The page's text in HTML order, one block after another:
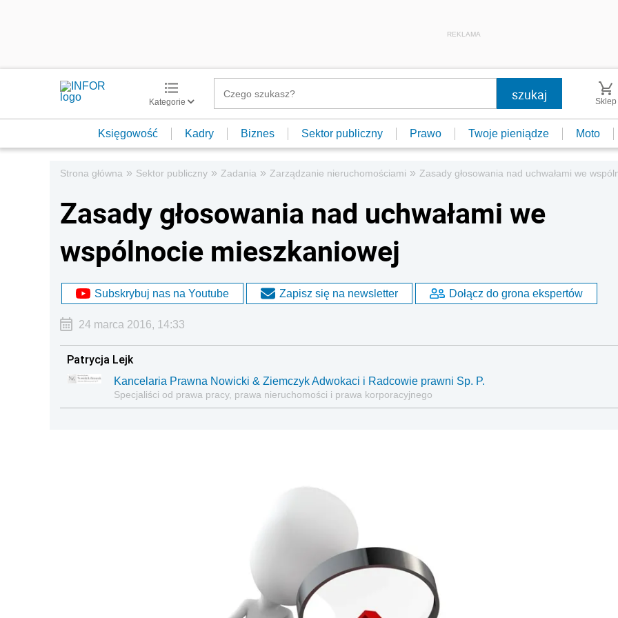
REKLAMA
Kategorie Sklep
Księgowość Kadry Biznes Sektor publiczny Prawo Twoje pieniądze Moto
Strona główna » Sektor publiczny » Zadania » Zarządzanie nieruchomościami » Zasady głosowania nad uchwałami we
Zasady głosowania nad uchwałami we
wspólnocie mieszkaniowej
Subskrybuj nas na Youtube Zapisz się na newsletter Dołącz do grona ekspertów
24 marca 2016, 14:33
Patrycja Lejk
Kancelaria Prawna Nowicki & Ziemczyk Adwokaci i Radcowie prawni Sp. P.
Specjaliści od prawa pracy, prawa nieruchomości i prawa korporacyjnego